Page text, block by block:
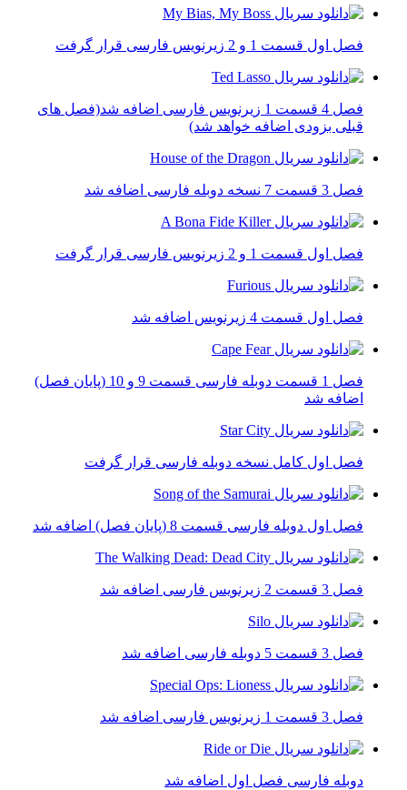
فصل اول قسمت 1 و 2 زیرنویس فارسی قرار گرفت
فصل 4 قسمت 1 زیرنویس فارسی اضافه شد(فصل های
قبلی بزودی اضافه خواهد شد)
فصل 3 قسمت 7 نسخه دوبله فارسی اضافه شد
فصل اول قسمت 1 و 2 زیرنویس فارسی قرار گرفت
فصل اول قسمت 4 زیرنویس اضافه شد
فصل 1 قسمت دوبله فارسی قسمت 9 و 10 (پایان فصل)
اضافه شد
فصل اول کامل نسخه دوبله فارسی قرار گرفت
فصل اول دوبله فارسی قسمت 8 (پایان فصل) اضافه شد
فصل 3 قسمت 2 زیرنویس فارسی اضافه شد
فصل 3 قسمت 5 دوبله فارسی اضافه شد
فصل 3 قسمت 1 زیرنویس فارسی اضافه شد
دوبله فارسی فصل اول اضافه شد